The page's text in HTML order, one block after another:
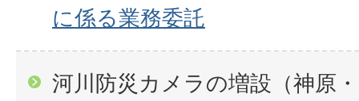
に係る業務委託
河川防災カメラの増設（神原